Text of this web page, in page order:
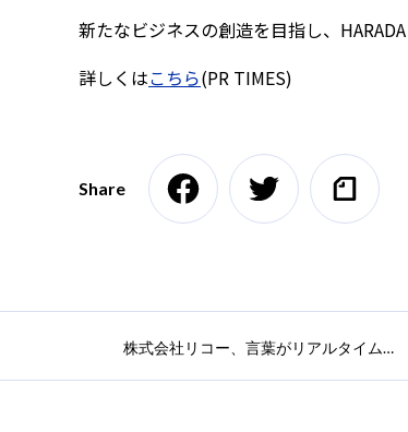
新たなビジネスの創造を目指し、
詳しくはこちら(PR TIMES)
Share
株式会社リコー、言葉がリアルタイムで絵に変換される新システム”piglyph（ピグリフ）”の活用アイディアコンペティションを9月5日（日）まで実施中！